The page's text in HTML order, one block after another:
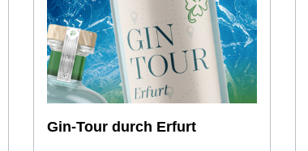
Gin-Tour durch Erfurt